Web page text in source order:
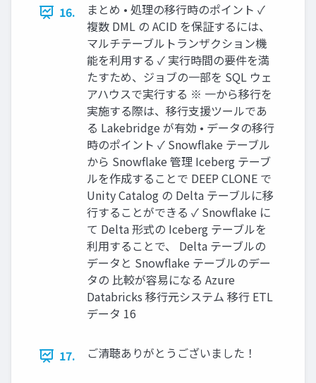
16.
まとめ • 処理の移行時のポイント ✓
複数 DML の ACID を保証するには、
マルチテーブルトランザクション機
能を利用する ✓ 実行時間の要件を満
たすため、ジョブの一部を SQL ウェ
アハウスで実行する ※ 一から移行を
実施する際は、移行支援ツールであ
る Lakebridge が有効 • データの移行
時のポイント ✓ Snowflake テーブル
から Snowflake 管理 Iceberg テーブ
ルを作成することで DEEP CLONE で
Unity Catalog の Delta テーブルに移
行することができる ✓ Snowflake に
て Delta 形式の Iceberg テーブルを
利用することで、 Delta テーブルの
データと Snowflake テーブルのデー
タの 比較が容易になる Azure
Databricks 移行元システム 移行 ETL
データ 16
17. ご清聴ありがとうございました！